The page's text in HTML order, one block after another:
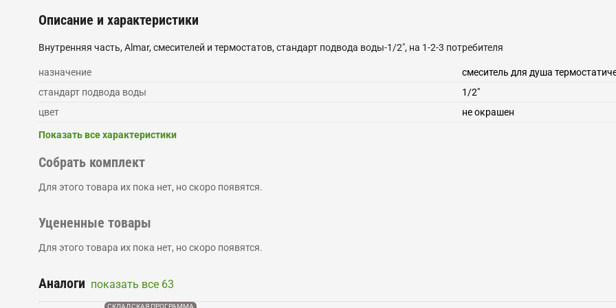
Описание и характеристики
Внутренняя часть, Almar, смесителей и термостатов, стандарт подвода воды-1/2", на 1-2-3 потребителя
назначение
смеситель для душа
стандарт подвода воды
1/2"
цвет
не окрашен
Показать все характеристики
Собрать комплект
Для этого товара их пока нет, но скоро появятся.
Уцененные товары
Для этого товара их пока нет, но скоро появятся.
Аналоги показать все 63
СКЛАДСКАЯ ПРОГРАММА